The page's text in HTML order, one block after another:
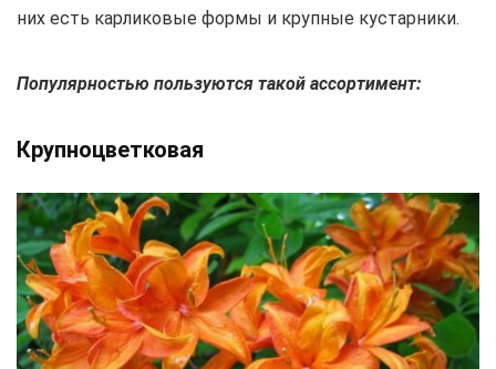
них есть карликовые формы и крупные кустарники.
Популярностью пользуются такой ассортимент:
Крупноцветковая